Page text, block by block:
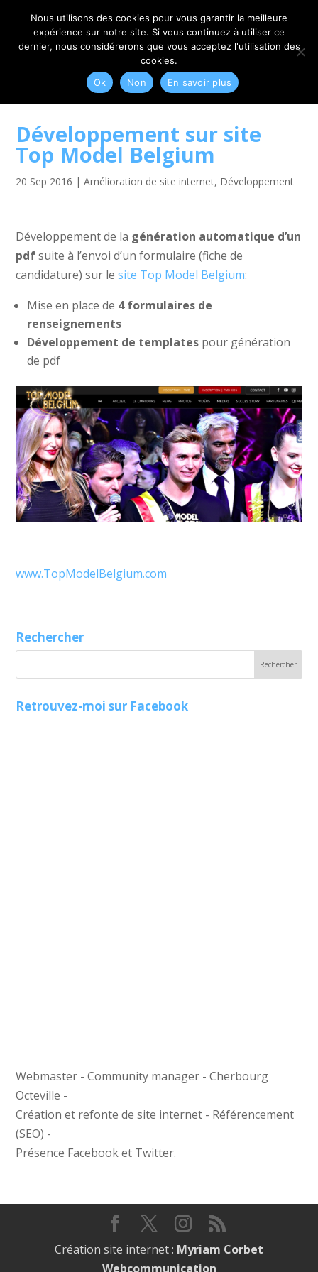
06 79 42 10 00 CONTACT@MYRIAM-CORBET.NET
Développement sur site
Top Model Belgium
20 Sep 2016 |Amélioration de site internet, Développement
Développement de la génération automatique d’un
pdfsuite à l’envoi d’un formulaire (fiche de
candidature) sur lesite Top Model Belgium:
Mise en place de 4 formulaires de
renseignements
Développement de templates pour génération
de pdf
www.TopModelBelgium.com
Rechercher
Retrouvez-moi sur Facebook
Webmaster - Community manager - Cherbourg
Octeville -
Création et refonte de site internet - Référencement
(SEO) -
Présence Facebook et Twitter.
Création site internet : Myriam Corbet
Webcommunication
Nous utilisons des cookies pour vous garantir la meilleure
expérience sur notre site. Si vous continuez à utiliser ce
dernier, nous considérerons que vous acceptez l'utilisation des
cookies.
Ok
Non En savoir plus